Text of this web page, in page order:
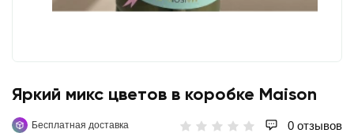
Яркий микс цветов в коробке Maison
Бесплатная доставка 0 отзывов